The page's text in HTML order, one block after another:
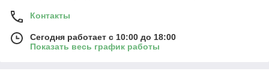
Контакты
Сегодня работает с 10:00 до 18:00
Показать весь график работы